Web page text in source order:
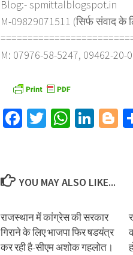
Blog:- spmittalblogspot.in
M-09829071511 (सिर्फ संवाद के
M: 07976-58-5247, 09462-20-
Facebook
Twitter
YOU MAY ALSO LIKE...
राजस्थान में कांग्रेस की सरकार
गिराने के लिए भाजपा फिर षडयंत्र
कर रही है-सीएम अशोक गहलोत।